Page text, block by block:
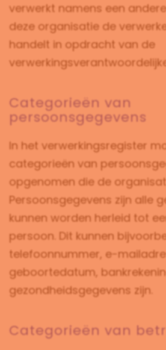
verwerkt namens een
deze organisatie de
handelt in opdracht van de
Categorieën van
persoonsgegevens
In het verwerkingsregister
categorieën van
opgenomen die de
Persoonsgegevens zijn alle
kunnen worden herleid tot
persoon. Dit kunnen
telefoonnummer, e-
geboortedatum,
gezondheidsgegevens zijn.
Categorieën van